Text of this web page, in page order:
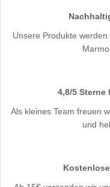
Unsere Produkte
4,8/5
Als kleines Team freuen
und